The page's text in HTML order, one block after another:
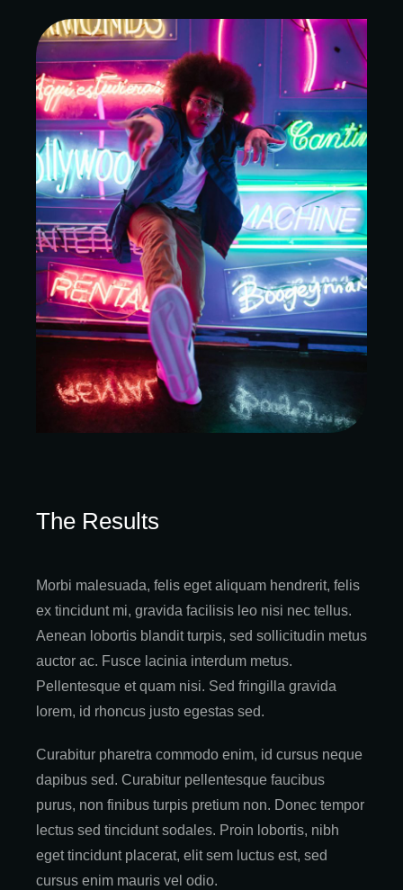
The Results
Morbi malesuada, felis eget aliquam hendrerit, felis
ex tincidunt mi, gravida facilisis leo nisi nec tellus.
Aenean lobortis blandit turpis, sed sollicitudin metus
auctor ac. Fusce lacinia interdum metus.
Pellentesque et quam nisi. Sed fringilla gravida
lorem, id rhoncus justo egestas sed.
Curabitur pharetra commodo enim, id cursus neque
dapibus sed. Curabitur pellentesque faucibus
purus, non finibus turpis pretium non. Donec tempor
lectus sed tincidunt sodales. Proin lobortis, nibh
eget tincidunt placerat, elit sem luctus est, sed
cursus enim mauris vel odio.